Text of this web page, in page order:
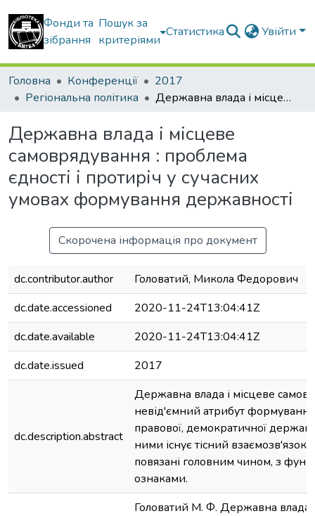
Фонди та
зібрання
Пошук за
критеріями
Статистика Увійти
Головна Конференції
2017
Регіональна політика
Державна влада і місцеве самоврядування : проблема єдності і протиріч у сучасних умовах формування державності
Державна влада і місцеве
самоврядування : проблема
єдності і протиріч у сучасних
умовах формування державності
Скорочена інформація про документ
dc.contributor.author
Головатий, Микола Федорович
dc.date.accessioned
2020-11-24T13:04:41Z
dc.date.available
2020-11-24T13:04:41Z
dc.date.issued
2017
dc.description.abstract
Державна влада і місцеве
невід'ємний атрибут
правової, демократичної
ними існує тісний взаємозв'язок
повязані головним чином, з
ознаками.
Головатий М. Ф. Державна влада